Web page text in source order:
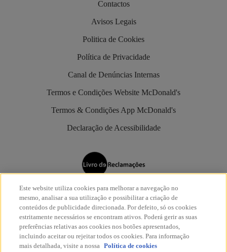
Contactos
Avisos Legais
Politica de Cookies
Política de Privacidade
Canal de Denúncias Internas
Termos e Condições Website McDonald's
Termos & Condições App McDonald's
Declaração de Acessibilidade
Os restaurantes McDonald’s são aderentes doLivro de
Reclamações Eletrónico.
Este website utiliza cookies para melhorar a navegação no
mesmo, analisar a sua utilização e possibilitar a criação de
conteúdos de publicidade direcionada. Por defeito, só os cookies
estritamente necessários se encontram ativos. Poderá gerir as suas
preferências relativas aos cookies nos botões apresentados,
incluindo aceitar ou rejeitar todos os cookies. Para informação
mais detalhada, visite a nossa Política de cookies